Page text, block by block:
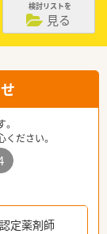
検討リストを
見る
ください。
定薬剤師